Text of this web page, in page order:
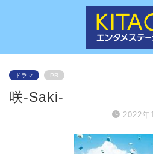
ドラマ PR
咲-Saki-
2022年